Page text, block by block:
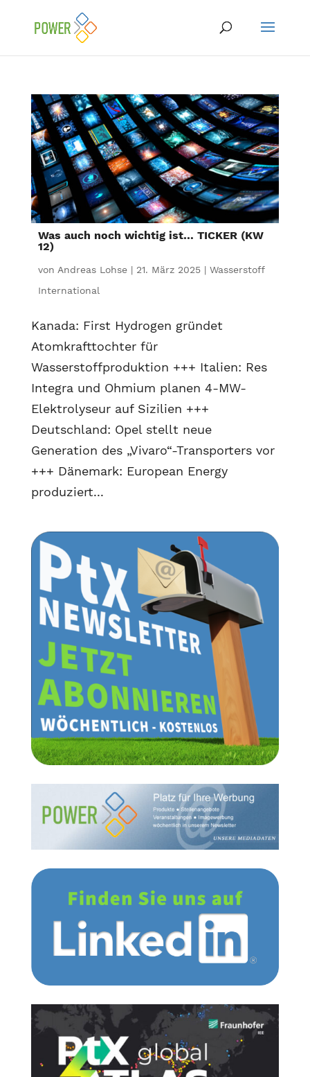
Was auch noch wichtig ist… TICKER (KW
12)
von Andreas Lohse| 21. März 2025| Wasserstoff
International
Kanada: First Hydrogen gründet
Atomkrafttochter für
Wasserstoffproduktion +++ Italien: Res
Integra und Ohmium planen 4-MW-
Elektrolyseur auf Sizilien +++
Deutschland: Opel stellt neue
Generation des „Vivaro“-Transporters vor
+++ Dänemark: European Energy
produziert...